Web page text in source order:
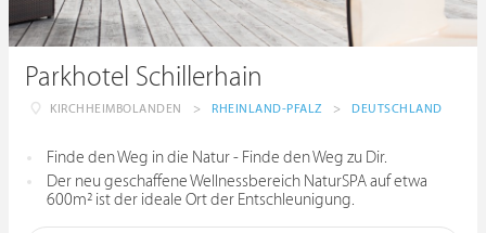
Parkhotel Schillerhain
KIRCHHEIMBOLANDEN > RHEINLAND-PFALZ > DEUTSCHLAND
Finde den Weg in die Natur - Finde den Weg zu Dir.
Der neu geschaffene Wellnessbereich NaturSPA auf etwa
600m² ist der ideale Ort der Entschleunigung.